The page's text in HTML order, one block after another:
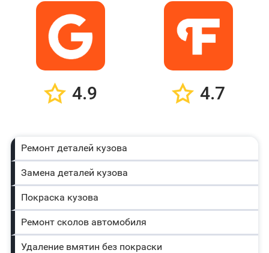
4.9 4.7
Ремонт деталей кузова
Замена деталей кузова
Покраска кузова
Ремонт сколов автомобиля
Удаление вмятин без покраски